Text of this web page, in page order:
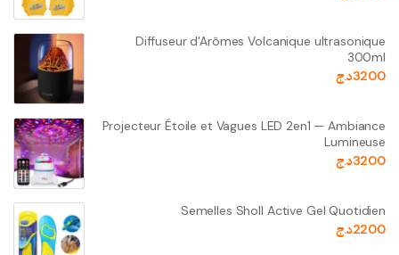
Diffuseur d'Arômes Volcanique ultrasonique
300ml
3200د.ج
Projecteur Étoile et Vagues LED 2en1 — Ambiance
Lumineuse
3200د.ج
Semelles Sholl Active Gel Quotidien
2200د.ج